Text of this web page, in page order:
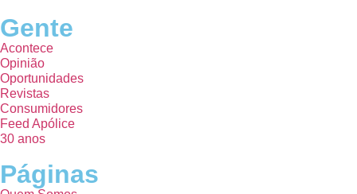
Gente
Acontece
Opinião
Oportunidades
Revistas
Consumidores
Feed Apólice
30 anos
Páginas